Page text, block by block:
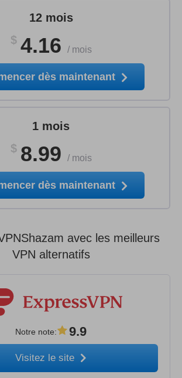
12 mois
$ 4.16 / mois
dès maintenant
1 mois
$ 8.99 / mois
dès maintenant
avec les meilleurs
VPN alternatifs
Notre note: 9.9
Visitez le site